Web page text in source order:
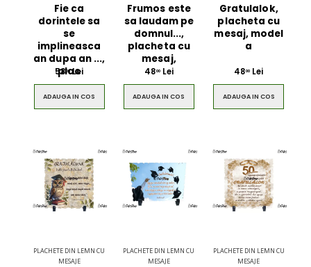
Fie ca
dorintele sa
se
implineasca
an dupa an ...,
plac
58 00Lei
ADAUGA IN COS
Frumos este
sa laudam pe
domnul...,
placheta cu
mesaj,
4800Lei
ADAUGA IN COS
Gratulalok,
placheta cu
mesaj, model
a
4800 Lei
ADAUGA IN COS
PLACHETE DIN LEMN CU
MESAJE
PLACHETE DIN LEMN CU
MESAJE
PLACHETE DIN LEMN CU
MESAJE